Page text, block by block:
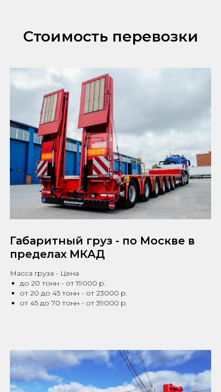
Стоимость перевозки
Габаритный груз - по Москве в
пределах МКАД
Масса груза - Цена
до 20 тонн - от 19000 р.
от 20 до 45 тонн - от 23000 р.
от 45 до 70 тонн - от 39000 р.